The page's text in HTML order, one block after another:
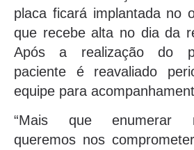
placa ficará implantada no
que recebe alta no dia da
Após a realização do
paciente é reavaliado
equipe para
“Mais que enumerar
queremos nos